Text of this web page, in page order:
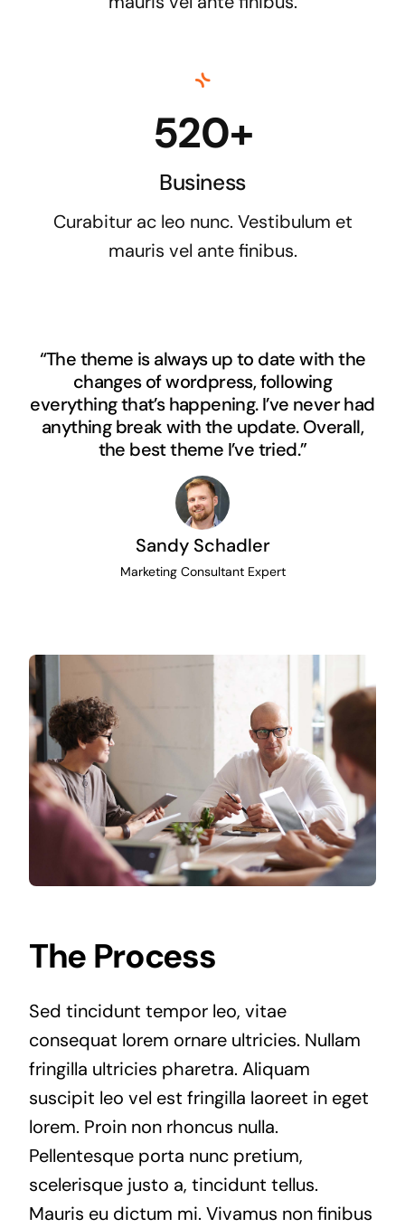
520+
Business
Curabitur ac leo nunc. Vestibulum et
mauris vel ante finibus.
“The theme is always up to date with the
changes of wordpress, following
everything that’s happening. I’ve never had
anything break with the update. Overall,
the best theme I’ve tried.”
Sandy Schadler
Marketing Consultant Expert
The Process
Sed tincidunt tempor leo, vitae
consequat lorem ornare ultricies. Nullam
fringilla ultricies pharetra. Aliquam
suscipit leo vel est fringilla laoreet in eget
lorem. Proin non rhoncus nulla.
Pellentesque porta nunc pretium,
scelerisque justo a, tincidunt tellus.
Mauris eu dictum mi. Vivamus non finibus